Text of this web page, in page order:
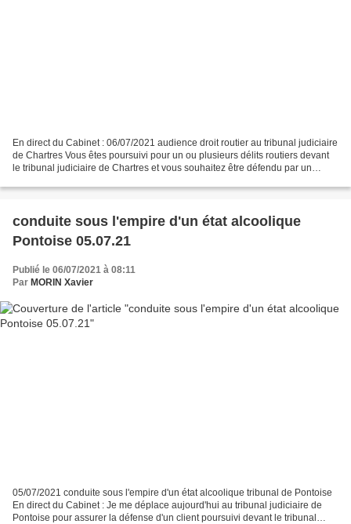
En direct du Cabinet : 06/07/2021 audience droit routier au tribunal judiciaire
de Chartres Vous êtes poursuivi pour un ou plusieurs délits routiers devant
le tribunal judiciaire de Chartres et vous souhaitez être défendu par un
conduite sous l'empire d'un état alcoolique
Pontoise 05.07.21
Publié le 06/07/2021 à 08:11
Par MORIN Xavier
05/07/2021 conduite sous l'empire d'un état alcoolique tribunal de Pontoise
En direct du Cabinet : Je me déplace aujourd'hui au tribunal judiciaire de
Pontoise pour assurer la défense d'un client poursuivi devant le tribunal